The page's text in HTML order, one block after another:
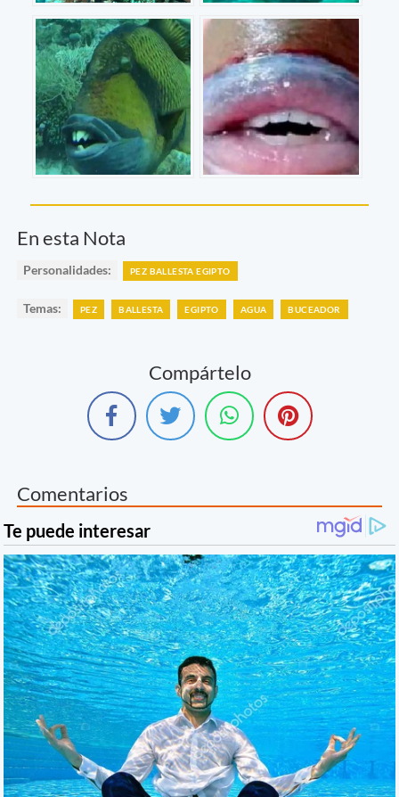
En esta Nota
Personalidades: PEZ BALLESTA EGIPTO
Temas: PEZ BALLESTA EGIPTO AGUA BUCEADOR
Compártelo
Comentarios